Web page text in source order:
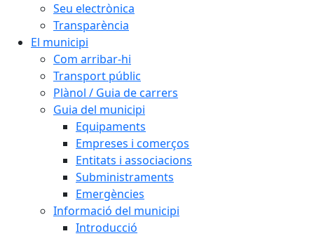
Seu electrònica
Transparència
El municipi
Com arribar-hi
Transport públic
Plànol / Guia de carrers
Guia del municipi
Equipaments
Empreses i comerços
Entitats i associacions
Subministraments
Emergències
Informació del municipi
Introducció